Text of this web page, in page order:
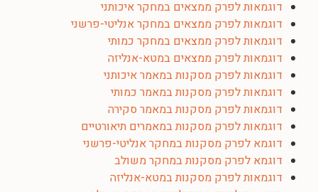
דוגמאות לפרק ממצאים במחקר איכותני
דוגמאות לפרק ממצאים במחקר אנליטי-פרשני
דוגמאות לפרק ממצאים במחקר כמותי
דוגמאות לפרק ממצאים במטא-אנליזה
דוגמאות לפרק מסקנות במאמר איכותני
דוגמאות לפרק מסקנות במאמר כמותי
דוגמאות לפרק מסקנות במאמר סקירה
דוגמאות לפרק מסקנות במאמרים תיאורטיים
דוגמא לפרק מסקנות במחקר אנליטי-פרשני
דוגמא לפרק מסקנות במחקר משולב
דוגמאות לפרק מסקנות במטא-אנליזה